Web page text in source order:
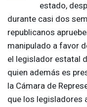
estado,
durante casi dos
republicanos
manipulado a favor
el legislador estatal
quien además es
la Cámara de
que los legisladores